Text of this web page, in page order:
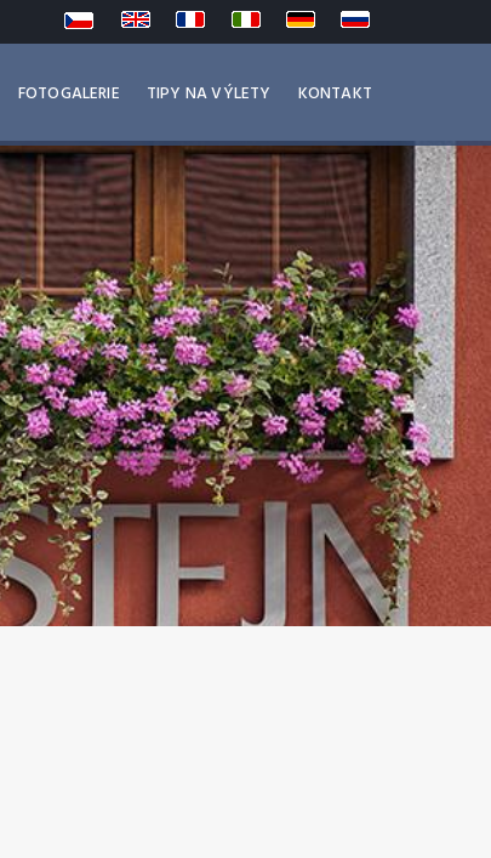
FOTOGALERIE TIPY NA VÝLETY KONTAKT